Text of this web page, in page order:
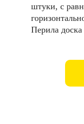
штуки, с
Перила доска